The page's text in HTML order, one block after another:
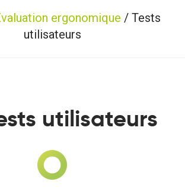
ergonomique / Tests
utilisateurs
utilisateurs